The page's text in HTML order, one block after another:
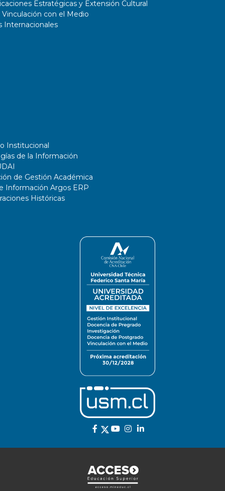
Estratégicas y Extensión Cultural
con el Medio
Internacionales
Institucional
de la Información
de Gestión Académica
Información Argos ERP
Históricas